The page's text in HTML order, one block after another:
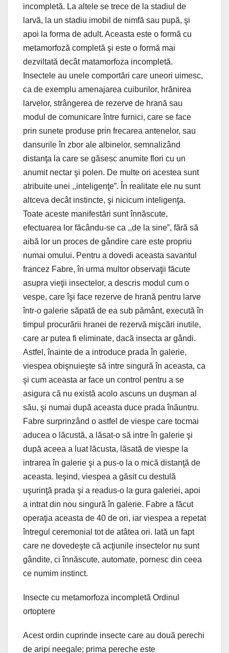
incompletă. La altele se trece de la stadiul de
larvă, la un stadiu imobil de nimfă sau pupă, şi
apoi la forma de adult. Aceasta este o formă cu
metamorfoză completă şi este o formă mai
dezviltată decât matamorfoza incompletă.
Insectele au unele comportări care uneori uimesc,
ca de exemplu amenajarea cuiburilor, hrănirea
larvelor, strângerea de rezerve de hrană sau
modul de comunicare între furnici, care se face
prin sunete produse prin frecarea antenelor, sau
dansurile în zbor ale albinelor, semnalizând
distanţa la care se găsesc anumite flori cu un
anumit nectar şi polen. De multe ori acestea sunt
atribuite unei ,,inteligenţe”. În realitate ele nu sunt
altceva decât instincte, şi nicicum inteligenţa.
Toate aceste manifestări sunt înnăscute,
efectuarea lor făcându-se ca ,,de la sine”, fără să
aibă lor un proces de gândire care este propriu
numai omului. Pentru a dovedi aceasta savantul
francez Fabre, în urma multor observaţii făcute
asupra vieţii insectelor, a descris modul cum o
vespe, care îşi face rezerve de hrană pentru larve
într-o galerie săpată de ea sub pământ, execută în
timpul procurării hranei de rezervă mişcări inutile,
care ar putea fi eliminate, dacă insecta ar gândi.
Astfel, înainte de a introduce prada în galerie,
viespea obişnuieşte să intre singură în aceasta, ca
şi cum aceasta ar face un control pentru a se
asigura că nu există acolo ascuns un duşman al
său, şi numai după aceasta duce prada înăuntru.
Fabre surprinzând o astfel de viespe care tocmai
aducea o lăcustă, a lăsat-o să intre în galerie şi
după aceea a luat lăcusta, lăsată de viespe la
intrarea în galerie şi a pus-o la o mică distanţă de
aceasta. Ieşind, viespea a găsit cu destulă
uşurinţă prada şi a readus-o la gura galeriei, apoi
a intrat din nou singură în galerie. Fabre a făcut
operaţia aceasta de 40 de ori, iar viespea a repetat
întregul ceremonial tot de atâtea ori. Iată un fapt
care ne dovedeşte că acţiunile insectelor nu sunt
gândite, ci înnăscute, automate, pornesc din ceea
ce numim instinct.
Insecte cu metamorfoza incompletă Ordinul
ortoptere
Acest ordin cuprinde insecte care au două perechi
de aripi neegale; prima pereche este